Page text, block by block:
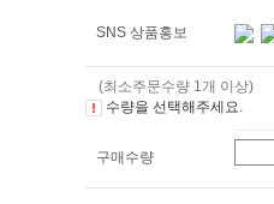
SNS 상품홍보
(최소주문수량 1개 이상)
수량을 선택해주세요.
구매수량